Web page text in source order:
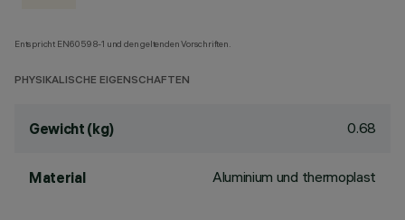
Entspricht EN60598-1 und den geltenden Vorschriften.
PHYSIKALISCHE EIGENSCHAFTEN
Gewicht (kg) 0.68
Material Aluminium und thermoplast